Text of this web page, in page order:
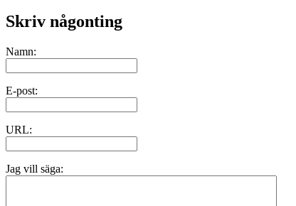
Skriv någonting
Namn:
E-post:
URL:
Jag vill säga: